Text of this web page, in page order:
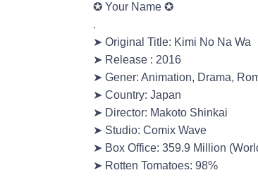
✪ Your Name ✪
.
➤ Original Title: Kimi No Na Wa
➤ Release : 2016
➤ Gener: Animation, Drama,
➤ Country: Japan
➤ Director: Makoto Shinkai
➤ Studio: Comix Wave
➤ Box Office: 359.9 Million
➤ Rotten Tomatoes: 98%